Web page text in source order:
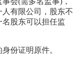
有限公司，股东不
股东可以担任监
份证明原件。